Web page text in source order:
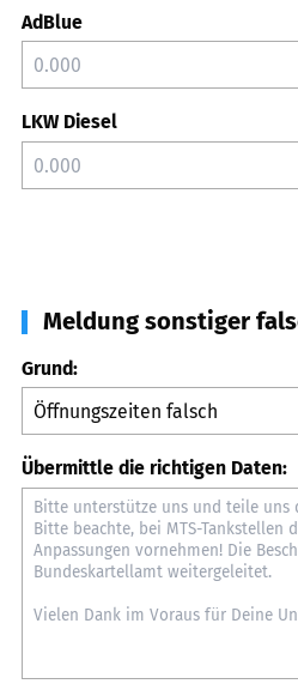
AdBlue
LKW Diesel
Meldung sonstiger
Grund:
Übermittle die richtigen Daten: